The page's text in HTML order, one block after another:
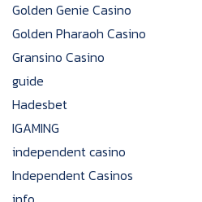
Golden Genie Casino
Golden Pharaoh Casino
Gransino Casino
guide
Hadesbet
IGAMING
independent casino
Independent Casinos